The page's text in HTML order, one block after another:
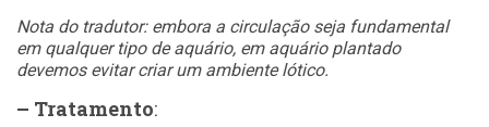
Nota do tradutor: embora a circulação seja fundamental
em qualquer tipo de aquário, em aquário plantado
devemos evitar criar um ambiente lótico.
– Tratamento: